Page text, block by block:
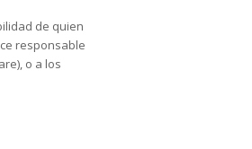
de quien
responsable
o a los